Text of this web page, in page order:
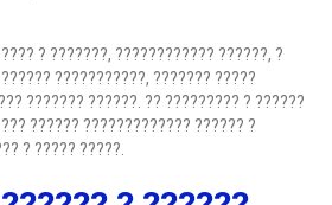
? ???????, ???????????? ??????, ?
???????????, ??????? ?????
??????? ??????. ?? ????????? ? ??????
?????? ????????????? ?????? ?
? ????? ?????.